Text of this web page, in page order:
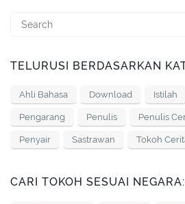
TELURUSI BERDASARKAN
Ahli Bahasa Download Istilah
Pengarang Penulis Penulis
Penyair Sastrawan Tokoh
CARI TOKOH SESUAI NEGARA: